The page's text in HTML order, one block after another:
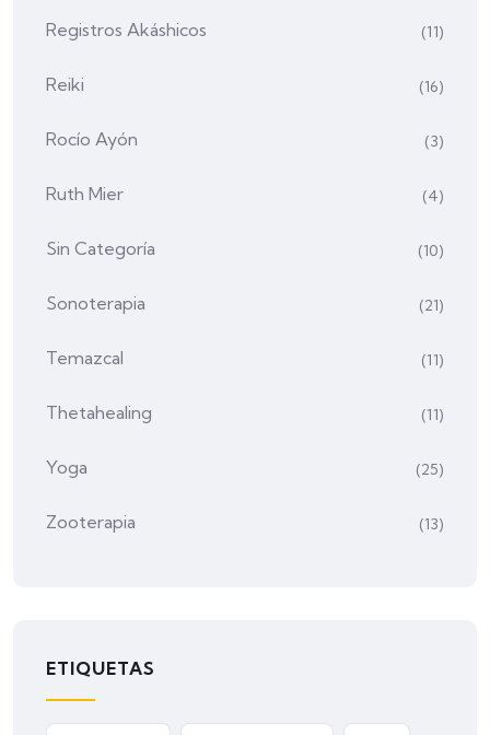
Registros Akáshicos (11)
Reiki (16)
Rocío Ayón (3)
Ruth Mier (4)
Sin Categoría (10)
Sonoterapia (21)
Temazcal (11)
Thetahealing (11)
Yoga (25)
Zooterapia (13)
ETIQUETAS